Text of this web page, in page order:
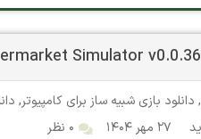
, دانلود بازی شبیه ساز برای کامپیوتر,
۲۷ مهر ۱۴۰۴ ۰ نظر